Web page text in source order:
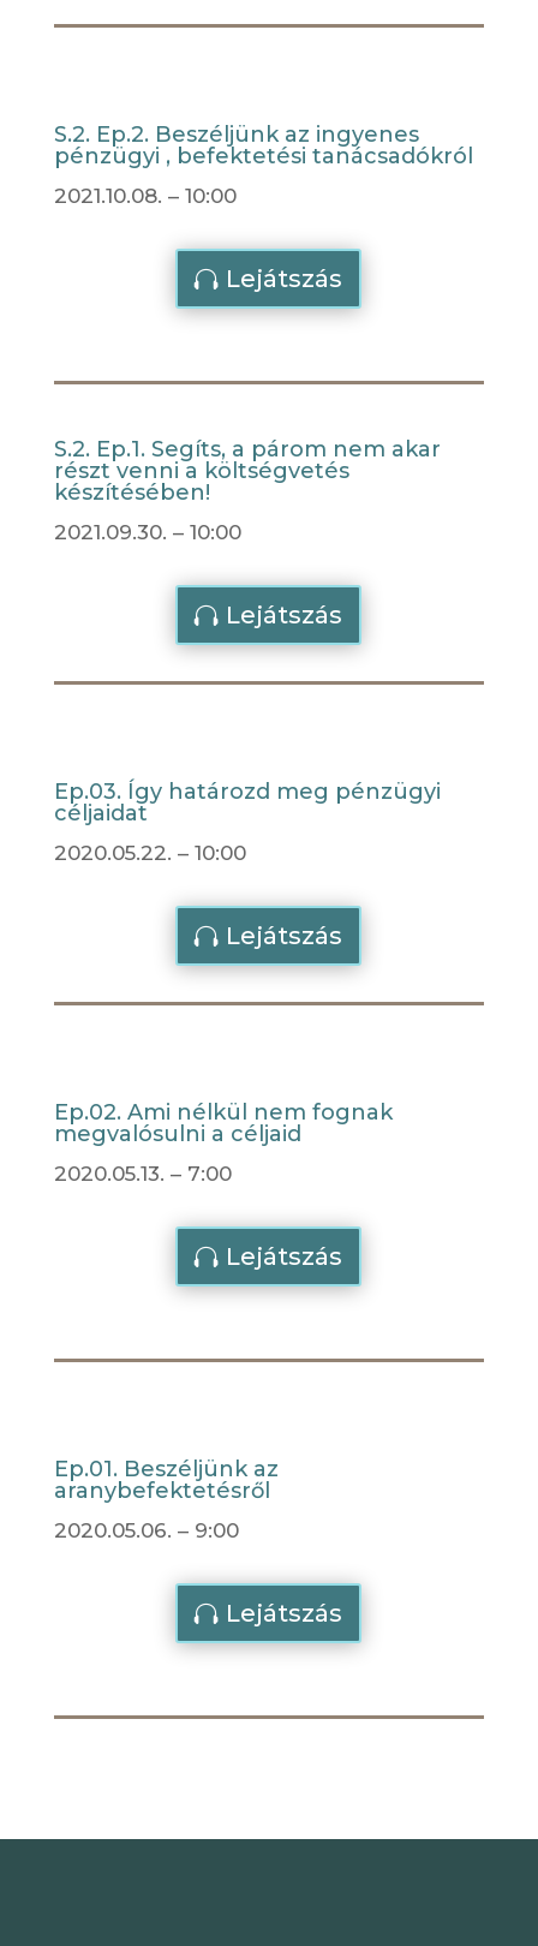
S.2. Ep.2. Beszéljünk az ingyenes
pénzügyi , befektetési tanácsadókról
2021.10.08. – 10:00
Lejátszás
S.2. Ep.1. Segíts, a párom nem akar
részt venni a költségvetés
készítésében!
2021.09.30. – 10:00
Lejátszás
Ep.03. Így határozd meg pénzügyi
céljaidat
2020.05.22. – 10:00
Lejátszás
Ep.02. Ami nélkül nem fognak
megvalósulni a céljaid
2020.05.13. – 7:00
Lejátszás
Ep.01. Beszéljünk az
aranybefektetésről
2020.05.06. – 9:00
Lejátszás